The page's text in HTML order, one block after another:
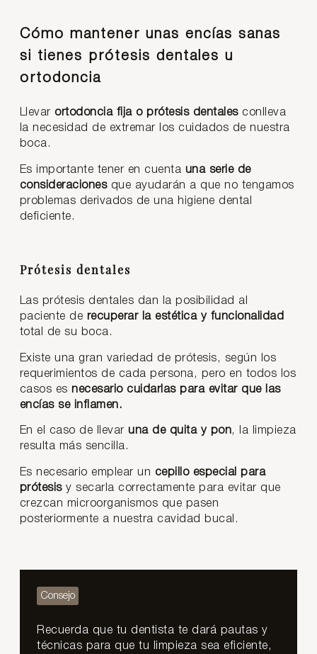
Cómo mantener unas encías sanas
si tienes prótesis dentales u
ortodoncia
Llevar ortodoncia fija o prótesis dentalesconlleva
la necesidad de extremar los cuidados de nuestra
boca.
Es importante tener en cuenta una serie de
consideraciones que ayudarán a que no tengamos
problemas derivados de una higiene dental
deficiente.
Prótesis dentales
Las prótesis dentales dan la posibilidad al
paciente de recuperar la estética y funcionalidad
total de su boca.
Existe una gran variedad de prótesis, según los
requerimientos de cada persona, pero en todos los
casos esnecesario cuidarlas para evitar que las
encías se inflamen.
En el caso de llevaruna de quita y pon, la limpieza
resulta más sencilla.
Es necesario emplear un cepillo especial para
prótesisy secarla correctamente para evitar que
crezcan microorganismos que pasen
posteriormente a nuestra cavidad bucal.
Recuerda que tu dentista te dará pautas y
técnicas para que tu limpieza sea eficiente,